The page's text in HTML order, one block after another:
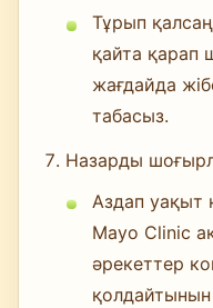
Тұрып
қайта қарап
жағдайда
табасыз.
Назарды
Аздап уақыт
Mayo Clinic
әрекеттер